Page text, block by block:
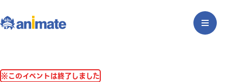
※このイベントは終了しました